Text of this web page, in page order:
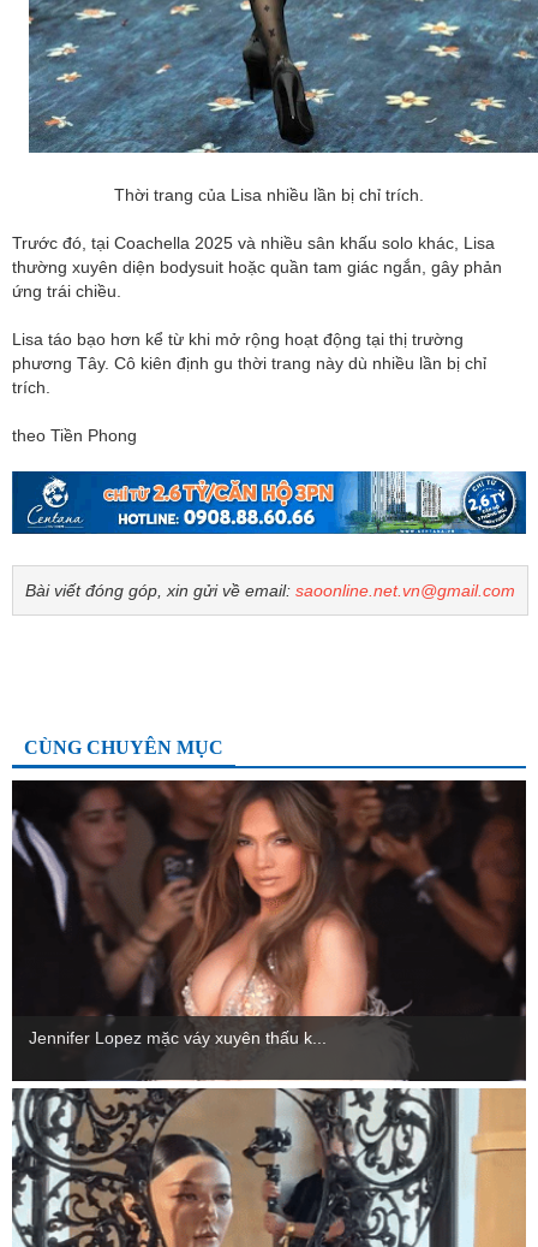
Thời trang của Lisa nhiều lần bị chỉ trích.
Trước đó, tại Coachella 2025 và nhiều sân khấu solo khác, Lisa
thường xuyên diện bodysuit hoặc quần tam giác ngắn, gây phản
ứng trái chiều.
Lisa táo bạo hơn kể từ khi mở rộng hoạt động tại thị trường
phương Tây. Cô kiên định gu thời trang này dù nhiều lần bị chỉ
trích.
theo Tiền Phong
Bài viết đóng góp, xin gửi về email: saoonline.net.vn@gmail.com
CÙNG CHUYÊN MỤC
Jennifer Lopez mặc váy xuyên thấu k...